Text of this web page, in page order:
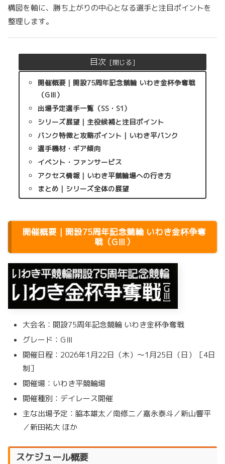
構図を軸に、勝ち上がりの中心となる選手と注目ポイントを
整理します。
目次
開催概要｜開設75周年記念競輪 いわき金杯争奪戦
（GⅢ）
出場予定選手一覧（SS・S1）
シリーズ展望｜主役候補と注目ポイント
バンク特徴と攻略ポイント｜いわき平バンク
選手機材・ギア傾向
イベント・ファンサービス
アクセス情報｜いわき平競輪場への行き方
まとめ｜シリーズ全体の展望
開催概要｜開設75周年記念競輪 いわき金杯争奪
戦（GⅢ）
大会名：開設75周年記念競輪 いわき金杯争奪戦
グレード：GⅢ
開催日程：2026年1月22日（木）〜1月25日（日）［4日
制］
開催場：いわき平競輪場
開催種別：デイレース開催
主な出場予定：脇本雄太／南修二／嘉永泰斗／新山響平
／新田祐大 ほか
スケジュール概要